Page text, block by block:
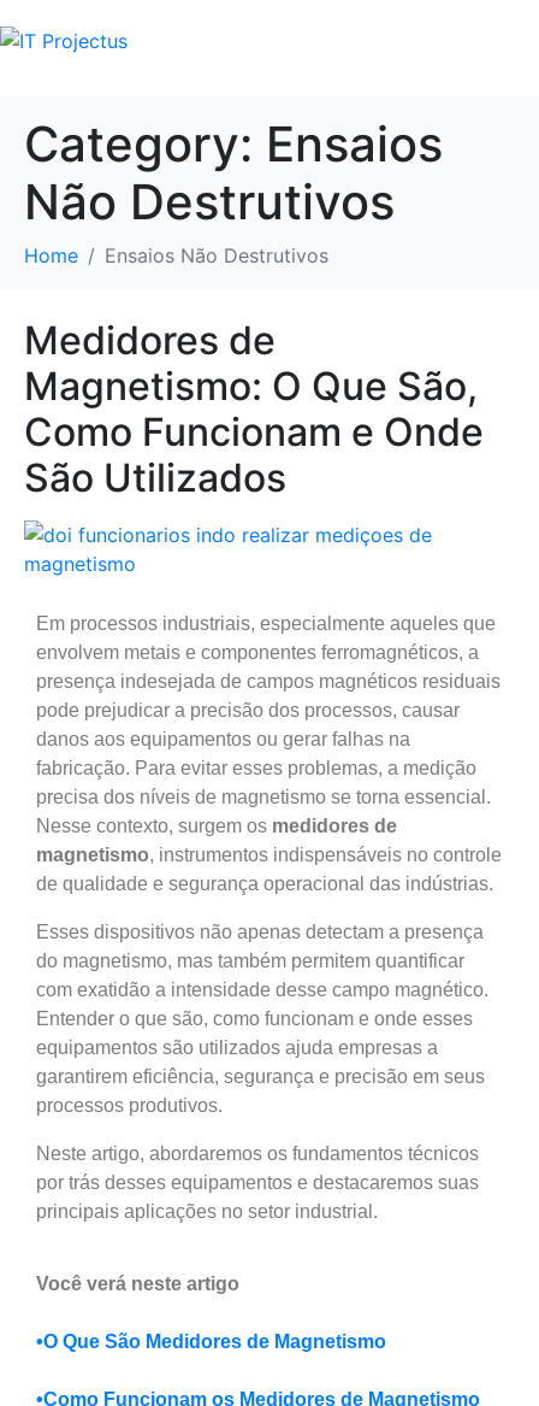
Category: Ensaios
Não Destrutivos
Home Ensaios Não Destrutivos
Medidores de
Magnetismo: O Que São,
Como Funcionam e Onde
São Utilizados
Em processos industriais, especialmente aqueles que
envolvem metais e componentes ferromagnéticos, a
presença indesejada de campos magnéticos residuais
pode prejudicar a precisão dos processos, causar
danos aos equipamentos ou gerar falhas na
fabricação. Para evitar esses problemas, a medição
precisa dos níveis de magnetismo se torna essencial.
Nesse contexto, surgem os medidores de
magnetismo, instrumentos indispensáveis no controle
de qualidade e segurança operacional das indústrias.
Esses dispositivos não apenas detectam a presença
do magnetismo, mas também permitem quantificar
com exatidão a intensidade desse campo magnético.
Entender o que são, como funcionam e onde esses
equipamentos são utilizados ajuda empresas a
garantirem eficiência, segurança e precisão em seus
processos produtivos.
Neste artigo, abordaremos os fundamentos técnicos
por trás desses equipamentos e destacaremos suas
principais aplicações no setor industrial.
Você verá neste artigo
•O Que São Medidores de Magnetismo
•Como Funcionam os Medidores de Magnetismo